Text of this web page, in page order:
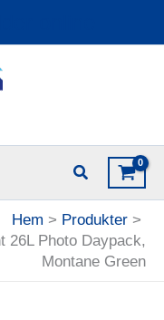
Hem
Produkter
26L Photo Daypack,
Montane Green